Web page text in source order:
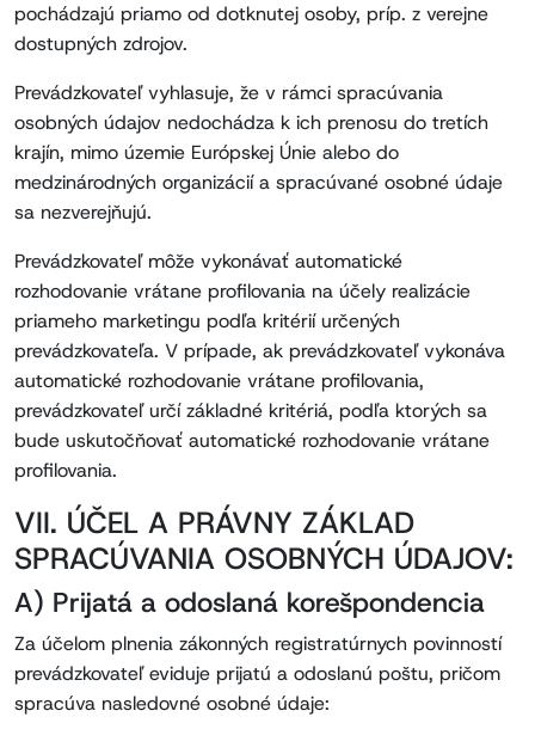
pochádzajú priamo od dotknutej osoby, príp. z verejne
dostupných zdrojov.
Prevádzkovateľ vyhlasuje, že v rámci spracúvania
osobných údajov nedochádza k ich prenosu do tretích
krajín, mimo územie Európskej Únie alebo do
medzinárodných organizácií a spracúvané osobné údaje
sa nezverejňujú.
Prevádzkovateľ môže vykonávať automatické
rozhodovanie vrátane profilovania na účely realizácie
priameho marketingu podľa kritérií určených
prevádzkovateľa. V prípade, ak prevádzkovateľ vykonáva
automatické rozhodovanie vrátane profilovania,
prevádzkovateľ určí základné kritériá, podľa ktorých sa
bude uskutočňovať automatické rozhodovanie vrátane
profilovania.
VII. ÚČEL A PRÁVNY ZÁKLAD
SPRACÚVANIA OSOBNÝCH ÚDAJOV:
A) Prijatá a odoslaná korešpondencia
Za účelom plnenia zákonných registratúrnych povinností
prevádzkovateľ eviduje prijatú a odoslanú poštu, pričom
spracúva nasledovné osobné údaje: